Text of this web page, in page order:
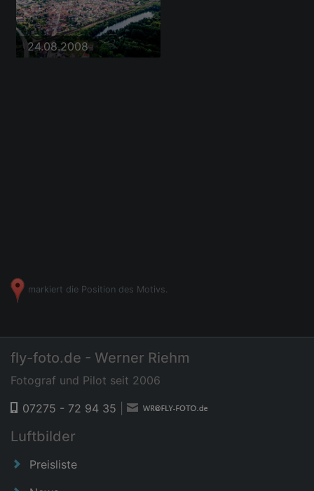
24.08.2008
markiert die Position des Motivs.
fly-foto.de - Werner Riehm
Fotograf und Pilot seit 2006
07275 - 72 94 35
Luftbilder
Preisliste